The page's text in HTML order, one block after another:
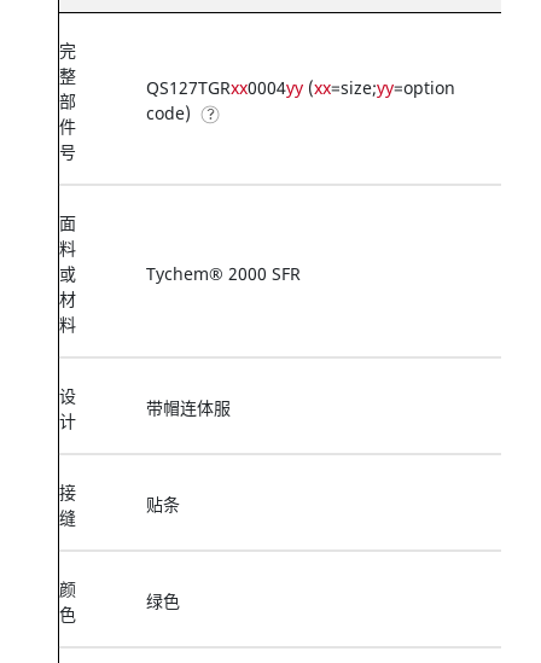
完
整
部
件
号
QS127TGRxx0004yy (xx=size;yy=option
code)
面
料
或
材
料
Tychem® 2000 SFR
设
计
带帽连体服
接
缝
贴条
颜
色
绿色